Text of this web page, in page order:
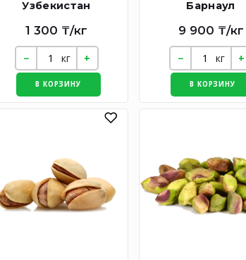
Узбекистан
1 300 ₸/кг
кг
В КОРЗИНУ
Барнаул
9 900 ₸/кг
кг
В КОРЗИНУ